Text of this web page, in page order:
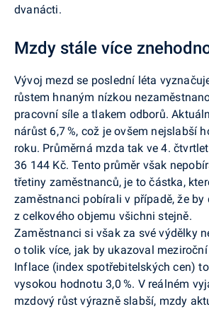
dvanácti.
Mzdy stále více
Vývoj mezd se poslední léta
růstem hnaným nízkou
pracovní síle a tlakem odborů.
nárůst 6,7 %, což je ovšem nejslabší
roku. Průměrná mzda tak ve 4.
36 144 Kč. Tento průměr však
třetiny zaměstnanců, je to částka,
zaměstnanci pobírali v případě, že by
z celkového objemu všichni stejně.
Zaměstnanci si však za své výdělky
o tolik více, jak by ukazoval
Inflace (index spotřebitelských cen)
vysokou hodnotu 3,0 %. V reálném
mzdový růst výrazně slabší, mzdy